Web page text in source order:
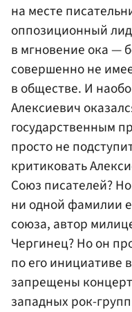
на месте
оппозиционный
в мгновение ока —
совершенно не
в обществе. И
Алексиевич
государственным
просто не
критиковать
Союз писателей?
ни одной фамилии
союза, автор
Чергинец? Но он
по его инициативе
запрещены
западных рок-